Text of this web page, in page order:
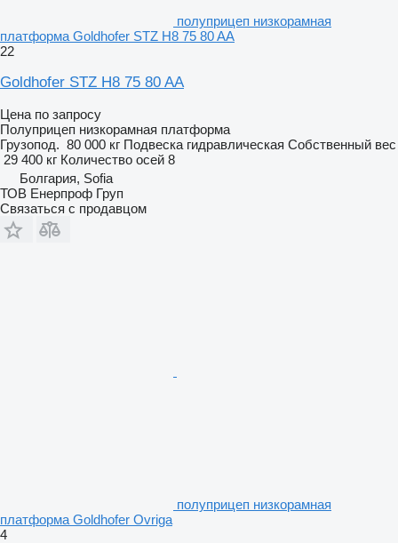
полуприцеп низкорамная
платформа Goldhofer STZ H8 75 80 AA
22
Goldhofer STZ H8 75 80 AA
Цена по запросу
Полуприцеп низкорамная платформа
Грузопод. 80 000 кг Подвеска гидравлическая Собственный вес
29 400 кг Количество осей 8
Болгария, Sofia
ТОВ Енерпроф Груп
Связаться с продавцом
полуприцеп низкорамная
платформа Goldhofer Ovriga
4